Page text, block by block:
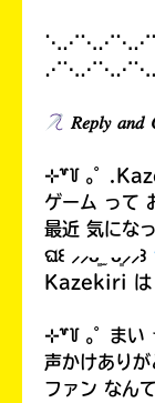
𝑅𝑒𝑝𝑙𝑦 𝑎𝑛𝑑
⊹꒷꒦ ｡ﾟ
ゲーム って
最近 気にな
ଘ꒰ ⸝⸝ᴗ͈ ̫ ᴗ͈⸝⸝꒱
Kazekiri は
⊹꒷꒦ ｡ﾟ ま
声かけありが
ファン なん